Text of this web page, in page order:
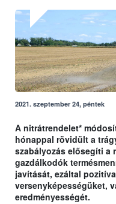
2021. szeptember 24, péntek
A nitrátrendelet*
hónappal rövidült a
szabályozás elősegíti a
gazdálkodók
javítását, ezáltal
versenyképességüket,
eredményességét.